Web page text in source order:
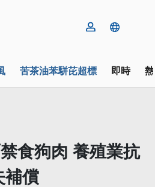
苦茶油苯駢芘超標 即時
食狗肉 養殖業抗
補償